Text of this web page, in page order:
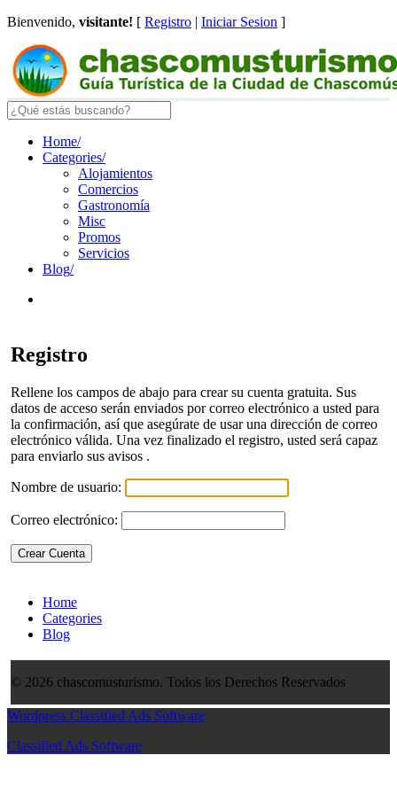
Bienvenido, visitante! [ Registro | Iniciar Sesion ]
Home/
Categories/
Alojamientos
Comercios
Gastronomía
Misc
Promos
Servicios
Blog/
Registro
Rellene los campos de abajo para crear su cuenta gratuita. Sus
datos de acceso serán enviados por correo electrónico a usted para
la confirmación, así que asegúrate de usar una dirección de correo
electrónico válida. Una vez finalizado el registro, usted será capaz
para enviarlo sus avisos .
Nombre de usuario:
Correo electrónico:
Home
Categories
Blog
© 2026 chascomusturismo. Todos los Derechos Reservados
Wordpress Classified Ads Software
Classified Ads Software